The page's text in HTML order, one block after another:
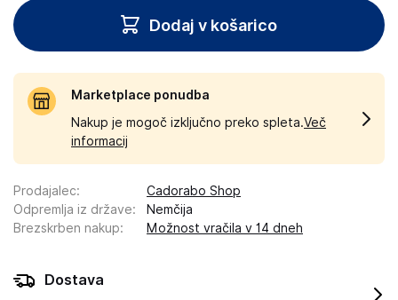
Dodaj v košarico
Marketplace ponudba
Nakup je mogoč izključno preko spleta.Več
informacij
Prodajalec:
Cadorabo Shop
Odpremlja iz države:
Nemčija
Brezskrben nakup: Možnost vračila v 14 dneh
Dostava